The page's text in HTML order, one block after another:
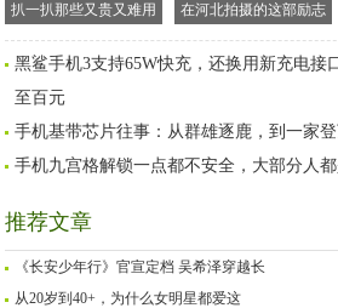
扒一扒那些又贵又难用
还风大的化妆品，你们
千万不要买！
在河北拍摄的这部励志
喜剧电影今年全国公映
黑鲨手机3支持65W快充，还换用新充电接
至百元
手机基带芯片往事：从群雄逐鹿，到一家
手机九宫格解锁一点都不安全，大部分人
推荐文章
《长安少年行》官宣定档 吴希泽穿越长
从20岁到40+，为什么女明星都爱这